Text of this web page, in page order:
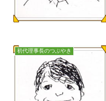
初代理事長のつぶやき